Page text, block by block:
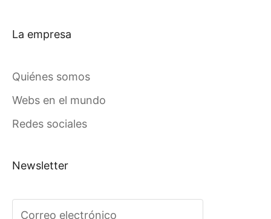
La empresa
Quiénes somos
Webs en el mundo
Redes sociales
Newsletter